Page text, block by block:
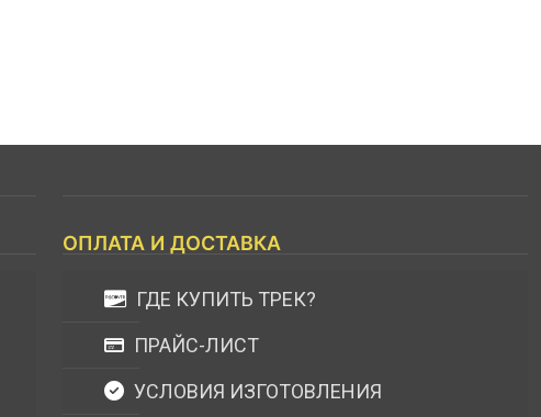
ОПЛАТА И ДОСТАВКА
ГДЕ КУПИТЬ ТРЕК?
ПРАЙС-ЛИСТ
УСЛОВИЯ ИЗГОТОВЛЕНИЯ